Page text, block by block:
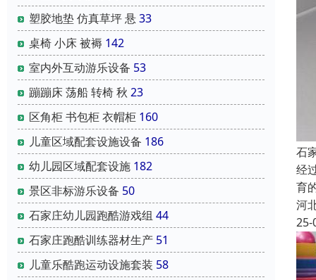
塑胶地垫 仿真草坪 悬33
桌椅 小床 被褥 142
室内外互动游乐设备 53
蹦蹦床 荡船 转椅 秋 23
区角柜 书包柜 衣帽柜 160
儿童区域配套设施设备 186
幼儿园区域配套设施 182
景区非标游乐设备 50
石家庄幼儿园跑酷游戏组 44
石家庄跑酷训练器材生产 51
儿童乐酷跑运动设施套装 58
石
经
育
河
25-